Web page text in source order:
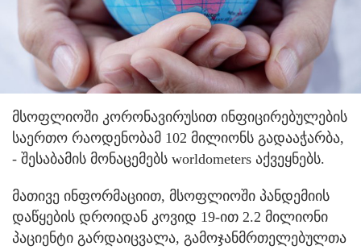
მსოფლიოში კორონავირუსით ინფიცირებულების
საერთო რაოდენობამ 102 მილიონს გადააჭარბა,
- შესაბამის მონაცემებს worldometers აქვეყნებს.
მათივე ინფორმაციით, მსოფლიოში პანდემიის
დაწყების დროიდან კოვიდ 19-ით 2.2 მილიონი
პაციენტი გარდაიცვალა, გამოჯანმრთელებულთა